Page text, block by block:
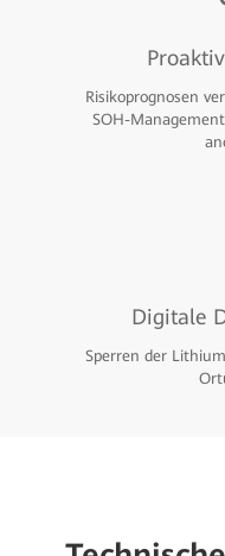
Risikoprognosen
SOH-
Digitale
Sperren der